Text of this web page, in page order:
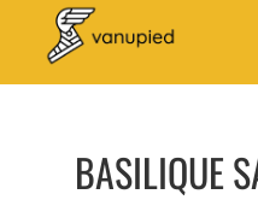
BASILIQUE